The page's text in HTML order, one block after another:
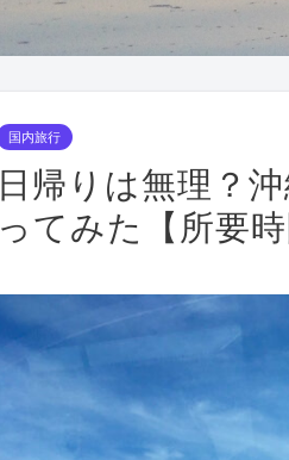
国内旅行
日帰りは無理？
ってみた【所要